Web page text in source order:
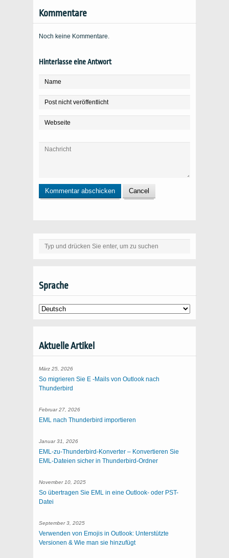
Kommentare
Noch keine Kommentare.
Hinterlasse eine Antwort
Sprache
Aktuelle Artikel
März 25, 2026
So migrieren Sie E -Mails von Outlook nach
Thunderbird
Februar 27, 2026
EML nach Thunderbird importieren
Januar 31, 2026
EML-zu-Thunderbird-Konverter – Konvertieren Sie
EML-Dateien sicher in Thunderbird-Ordner
November 10, 2025
So übertragen Sie EML in eine Outlook- oder PST-
Datei
September 3, 2025
Verwenden von Emojis in Outlook: Unterstützte
Versionen & Wie man sie hinzufügt